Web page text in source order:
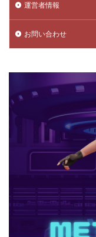
運営者情報
お問い合わせ